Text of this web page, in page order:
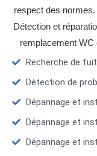
respect des
Détection et
remplacement WC
Recherche de
Détection de
Dépannage et
Dépannage et
Dépannage et